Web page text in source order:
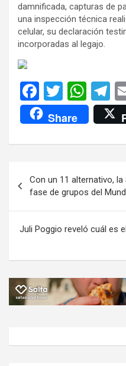
damnificada, capturas de
una inspección técnica
celular, su declaración
incorporadas al legajo.
F
a
ce
b
o
k
T
wi
tt
er
W
h
at
s
p
p
T
el
e
m
Share
de
entradas
Con un 11 alternativo,
fase de grupos del
Juli Poggio reveló cuál es